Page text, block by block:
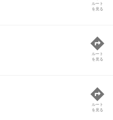
ルート
を見る
ルート
を見る
ルート
を見る